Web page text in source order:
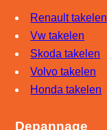
Renault takelen
Vw takelen
Skoda takelen
Volvo takelen
Honda takelen
Depannage